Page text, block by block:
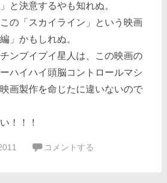
と決意するやも知れぬ。
の「スカイライン」という映画
」かもしれぬ。
ンプイプイ星人は、この映画の
ハイハイ頭脳コントロールマシ
画製作を命じたに違いないので
！！！
コメントする